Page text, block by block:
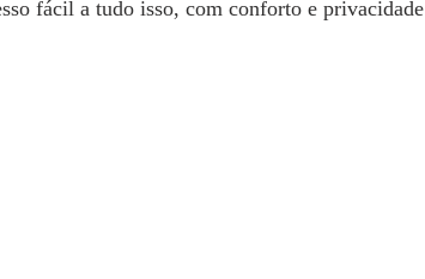
fácil a tudo isso, com conforto e privacidade